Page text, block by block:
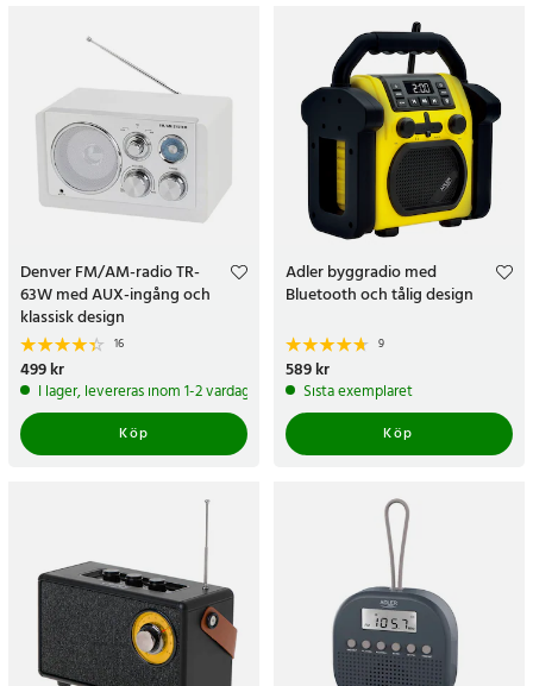
Denver FM/AM-radio TR-
63W med AUX-ingång och
klassisk design
16
Pris:499 kr
499 kr
I lager, levereras inom 1-2 vardagar
Köp
Adler byggradio med
Bluetooth och tålig design
9
Pris:589 kr
589 kr
Sista exemplaret
Köp